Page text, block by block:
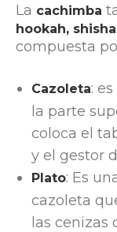
La cachimba
hookah,
compuesta
Cazoleta:
la parte
coloca el
y el gestor
Plato: Es
cazoleta
las cenizas